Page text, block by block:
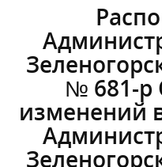
№ 681-р
изменений